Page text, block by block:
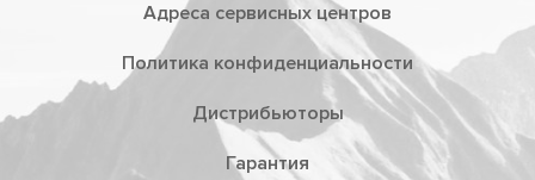
Адреса сервисных центров
Политика конфиденциальности
Дистрибьюторы
Гарантия